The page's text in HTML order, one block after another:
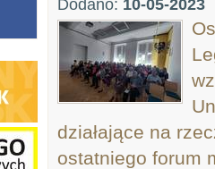
Dodano: 10-05-2023
działające na
ostatniego forum